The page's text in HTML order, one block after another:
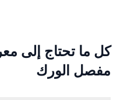
كل ما تحتاج إلى
مفصل الورك